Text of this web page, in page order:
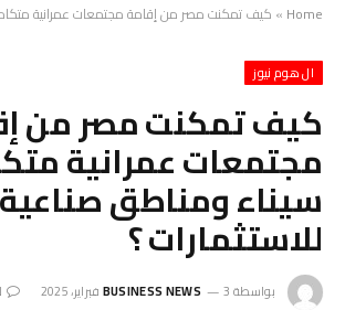
Home
» كيف تمكنت مصر من إقامة مجتمعات عمرانية متكاملة في سيناء
ال هوم نيوز
كيف تمكنت مصر من
مجتمعات عمرانية
سيناء ومناطق
للاستثمارات ؟
بواسطة BUSINESS NEWS 3 فبراير، 2025